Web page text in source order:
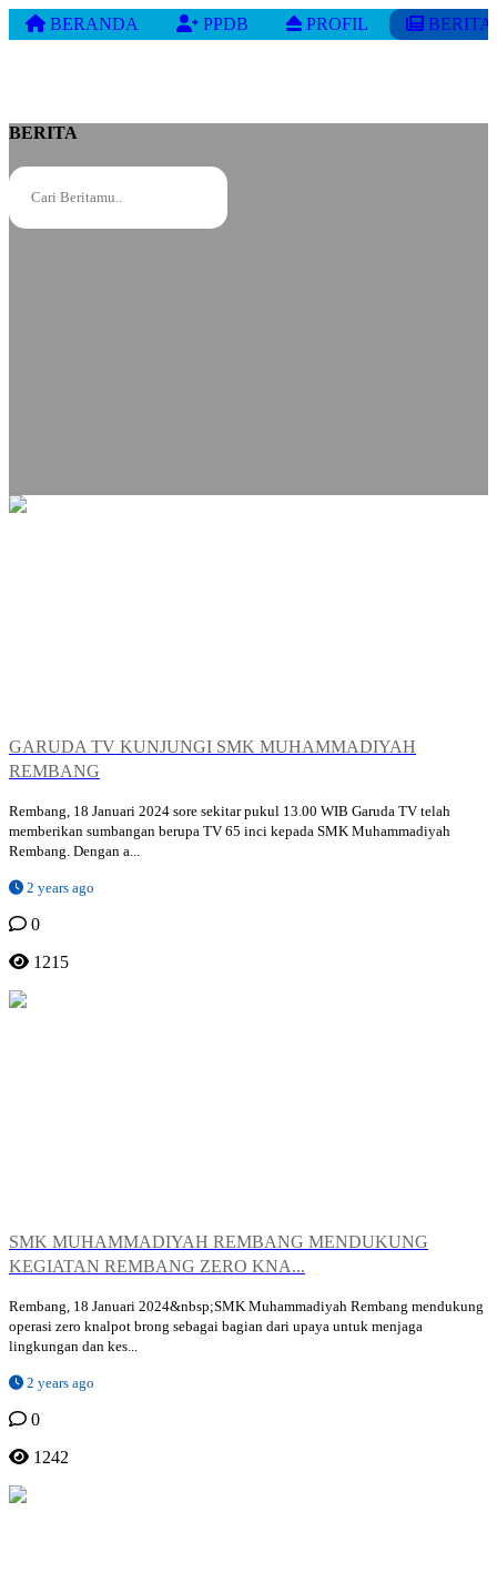
BERANDA PPDB PROFIL BERITA
BERITA
GARUDA TV KUNJUNGI SMK MUHAMMADIYAH
REMBANG
Rembang, 18 Januari 2024 sore sekitar pukul 13.00 WIB Garuda TV telah
memberikan sumbangan berupa TV 65 inci kepada SMK Muhammadiyah
Rembang. Dengan a...
2 years ago
0
1215
SMK MUHAMMADIYAH REMBANG MENDUKUNG
KEGIATAN REMBANG ZERO KNA...
Rembang, 18 Januari 2024&nbsp;SMK Muhammadiyah Rembang mendukung
operasi zero knalpot brong sebagai bagian dari upaya untuk menjaga
lingkungan dan kes...
2 years ago
0
1242